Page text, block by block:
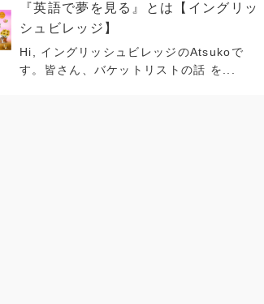
『英語で夢を見る』とは【イングリッ
シュビレッジ】
Hi, イングリッシュビレッジのAtsukoで
す。皆さん、バケットリストの話 を...